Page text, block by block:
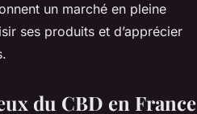
un marché en pleine
ses produits et d’apprécier
du CBD en France